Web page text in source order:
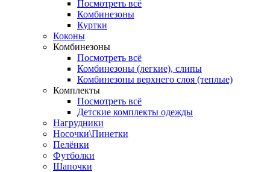
Посмотреть всё
Комбинезоны
Куртки
Коконы
Комбинезоны
Посмотреть всё
Комбинезоны (легкие), слипы
Комбинезоны верхнего слоя (теплые)
Комплекты
Посмотреть всё
Детские комплекты одежды
Нагрудники
Носочки\Пинетки
Пелёнки
Футболки
Шапочки